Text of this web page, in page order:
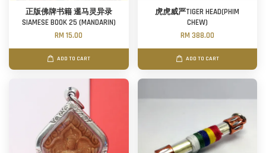
正版佛牌书籍 暹马灵异录
SIAMESE BOOK 25 (MANDARIN)
RM 15.00
ADD TO CART
虎虎威严TIGER HEAD(PHIM
CHEW)
RM 388.00
ADD TO CART